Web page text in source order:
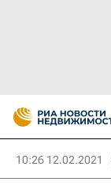
10:26 12.02.2021